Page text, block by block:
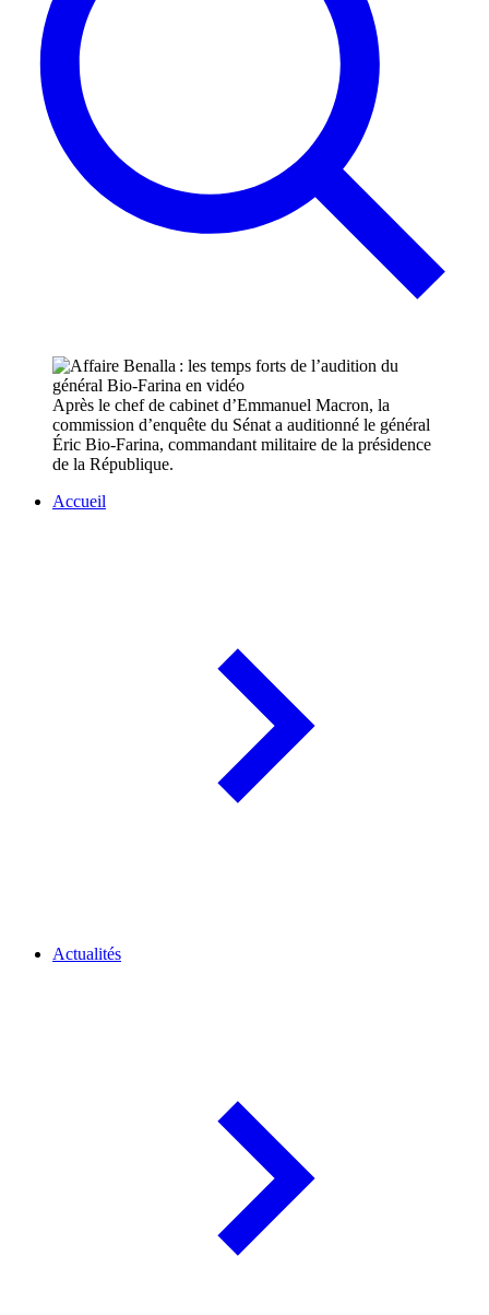
Après le chef de cabinet d’Emmanuel Macron, la
commission d’enquête du Sénat a auditionné le général
Éric Bio-Farina, commandant militaire de la présidence
de la République.
Accueil
Actualités